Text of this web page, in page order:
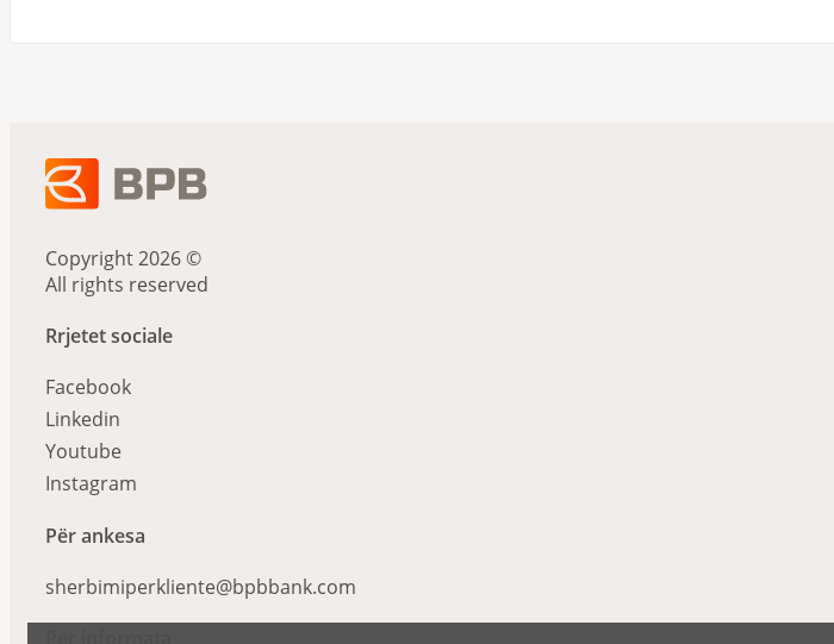
Copyright 2026 ©
All rights reserved
Rrjetet sociale
Facebook
Linkedin
Youtube
Instagram
Për ankesa
sherbimiperkliente@bpbbank.com